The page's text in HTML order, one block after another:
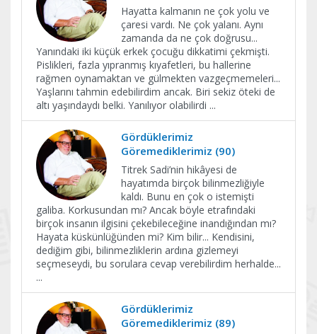
Hayatta kalmanın ne çok yolu ve
çaresi vardı. Ne çok yalanı. Aynı
zamanda da ne çok doğrusu...
Yanındaki iki küçük erkek çocuğu dikkatimi çekmişti.
Pislikleri, fazla yıpranmış kıyafetleri, bu hallerine
rağmen oynamaktan ve gülmekten vazgeçmemeleri...
Yaşlarını tahmin edebilirdim ancak. Biri sekiz öteki de
altı yaşındaydı belki. Yanılıyor olabilirdi ...
Gördüklerimiz
Göremediklerimiz (90)
Titrek Sadi’nin hikâyesi de
hayatımda birçok bilinmezliğiyle
kaldı. Bunu en çok o istemişti
galiba. Korkusundan mı? Ancak böyle etrafındaki
birçok insanın ilgisini çekebileceğine inandığından mı?
Hayata küskünlüğünden mi? Kim bilir... Kendisini,
dediğim gibi, bilinmezliklerin ardına gizlemeyi
seçmeseydi, bu sorulara cevap verebilirdim herhalde...
...
Gördüklerimiz
Göremediklerimiz (89)